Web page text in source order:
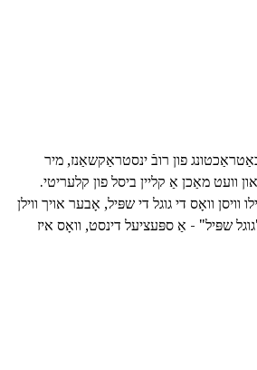
פון רובֿ ינסטראַקשאַנז, מיר
וועט מאַכן אַ קליין ביסל פון קלעריטי.
וויסן וואָס די גוגל די שפּיל, אָבער אויך ווילן
שפּיל" - אַ ספּעציעל דינסט, וואָס איז